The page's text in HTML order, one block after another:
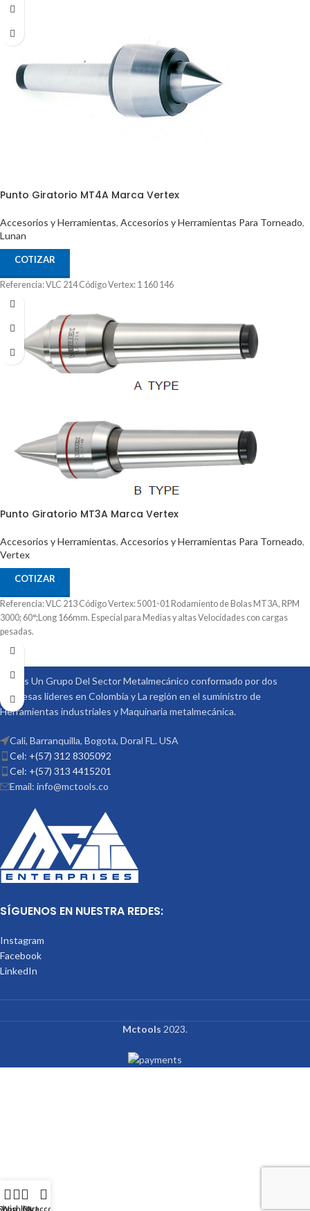
Punto Giratorio MT4A Marca Vertex
Accesorios y Herramientas, Accesorios y Herramientas Para Torneado,
Lunan
COTIZAR
Referencia: VLC 214 Código Vertex: 1 160 146
Punto Giratorio MT3A Marca Vertex
Accesorios y Herramientas, Accesorios y Herramientas Para Torneado,
Vertex
COTIZAR
Referencia: VLC 213 Código Vertex: 5001-01 Rodamiento de Bolas MT3A, RPM
3000; 60°;Long 166mm. Especial para Medias y altas Velocidades con cargas
pesadas.
Somos Un Grupo Del Sector Metalmecánico conformado por dos
empresas lideres en Colombia y La región en el suministro de
Herramientas industriales y Maquinaria metalmecánica.
Cali, Barranquilla, Bogota, Doral FL. USA
Cel: +(57) 312 8305092
Cel: +(57) 313 4415201
Email: info@mctools.co
SÍGUENOS EN NUESTRA REDES:
Instagram
Facebook
LinkedIn
Mctools 2023.
Wishlist
Cart
My account